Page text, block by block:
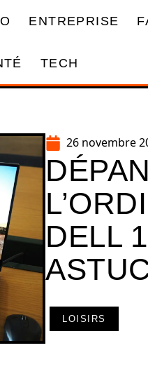
ENTREPRISE
TECH
26 novembre
DELL
LOISIRS